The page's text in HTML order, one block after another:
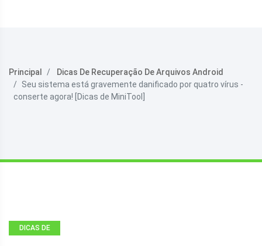
Principal
Dicas De Recuperação De Arquivos Android
Seu sistema está gravemente danificado por quatro vírus -
conserte agora! [Dicas de MiniTool]
DICAS DE